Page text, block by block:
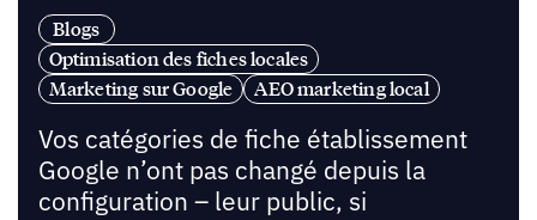
Blogs
Optimisation des fiches locales
Marketing sur Google
AEO marketing local
Vos catégories de fiche établissement
Google n’ont pas changé depuis la
configuration – leur public, si